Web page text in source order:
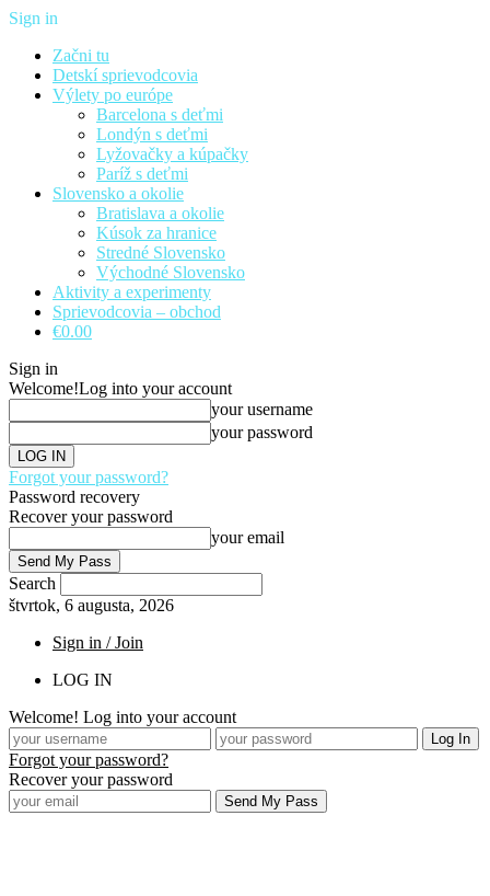
Sign in
Začni tu
Detskí sprievodcovia
Výlety po európe
Barcelona s deťmi
Londýn s deťmi
Lyžovačky a kúpačky
Paríž s deťmi
Slovensko a okolie
Bratislava a okolie
Kúsok za hranice
Stredné Slovensko
Východné Slovensko
Aktivity a experimenty
Sprievodcovia – obchod
€0.00
Sign in
Welcome!Log into your account
your username
your password
Forgot your password?
Password recovery
Recover your password
your email
Search
štvrtok, 6 augusta, 2026
Sign in / Join
LOG IN
Welcome! Log into your account
Forgot your password?
Recover your password